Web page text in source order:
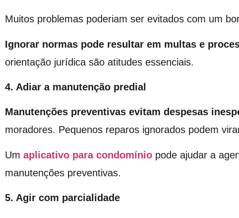
Muitos problemas poderiam ser evitados com um
Ignorar normas pode resultar em multas e
orientação jurídica são atitudes essenciais.
4. Adiar a manutenção predial
Manutenções preventivas evitam despesas
moradores. Pequenos reparos ignorados podem
Um aplicativo para condomínio pode ajudar a
manutenções preventivas.
5. Agir com parcialidade